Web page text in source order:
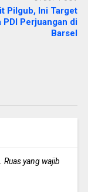
Pilgub, Ini Target
PDI Perjuangan di
Barsel
Ruas yang wajib